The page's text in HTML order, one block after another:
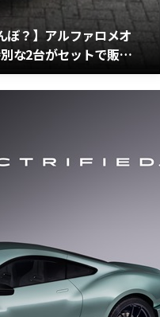
ぼ？】アルファロメオ
な2台がセットで販売
トの値段は？